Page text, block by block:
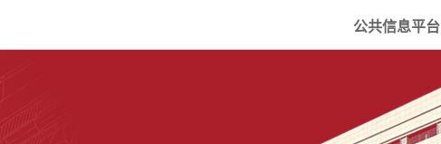
公共信息平台